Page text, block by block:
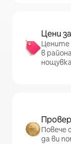
Цени
Цените
в
Повече
да ви